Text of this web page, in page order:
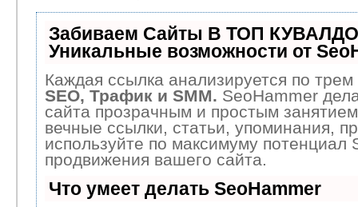
Забиваем Сайты В ТОП
Уникальные возможности от
Каждая ссылка анализируется по трем
SEO, Трафик и SMM. SeoHammer
сайта прозрачным и простым
вечные ссылки, статьи, упоминания,
используйте по максимуму потенциал
продвижения вашего сайта.
Что умеет делать SeoHammer